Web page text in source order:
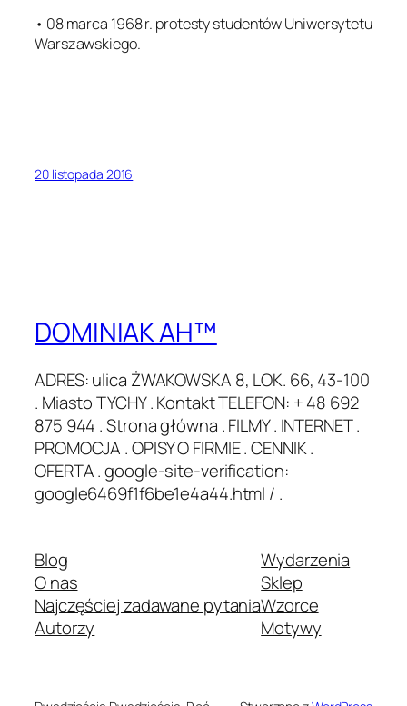
• 08 marca 1968 r. protesty studentów Uniwersytetu
Warszawskiego.
20 listopada 2016
DOMINIAK AH™
ADRES: ulica ŻWAKOWSKA 8, LOK. 66, 43-100
. Miasto TYCHY . Kontakt TELEFON: + 48 692
875 944 . Strona główna . FILMY . INTERNET .
PROMOCJA . OPISY O FIRMIE . CENNIK .
OFERTA . google-site-verification:
google6469f1f6be1e4a44.html / .
Blog
O nas
Najczęściej zadawane pytania
Autorzy
Wydarzenia
Sklep
Wzorce
Motywy